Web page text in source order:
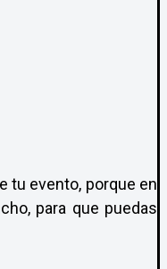
tu evento, porque en
para que puedas